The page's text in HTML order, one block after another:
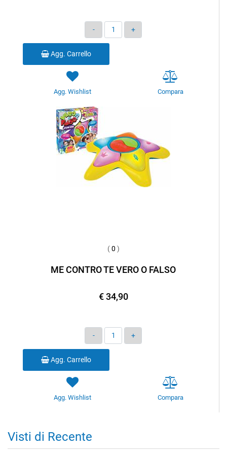
Quantità
Agg. Carrello
Agg. Wishlist Compara
(0 )
ME CONTRO TE VERO O FALSO
€ 34,90
Quantità
Agg. Carrello
Agg. Wishlist Compara
Visti di Recente